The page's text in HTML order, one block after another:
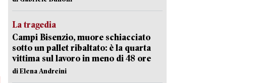
La tragedia
Campi Bisenzio, muore schiacciato
sotto un pallet ribaltato: è la quarta
vittima sul lavoro in meno di 48 ore
di Elena Andreini